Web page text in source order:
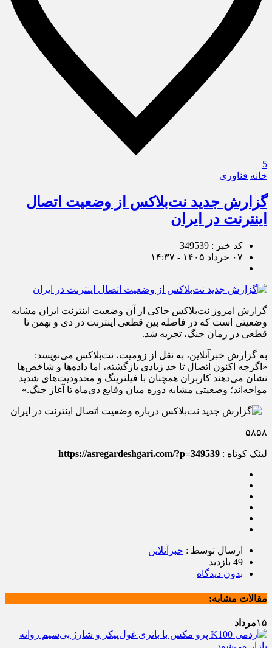
5
خانه فناوری
گزارش جدید نت‌بلاکس از وضعیت اتصال
اینترنت در ایران
کد خبر : 349539
۰۷ خرداد ۱۴۰۵ - ۱۴:۳۷
گزارش امروز نت‌بلاکس حاکی از آن وضعیت اینترنت ایران مشابه
وضعیتی است که در فاصله بین قطعی اینترنت در دی و بهمن تا
قطعی در زمان جنگ، تجربه شد.
به گزارش خبرآنلاین، به نقل از زومیت، نت‌بلاکس می‌نویسد:
«اگرچه اکنون اتصال تا حد زیادی بازگشته، اما داده‌ها و شاخص‌ها
نشان می‌دهند کاربران همچنان با فیلترینگ و محدودیت‌های شدید
مواجه‌اند؛ وضعیتی مشابه دوره‌ میان وقایع دی‌ماه تا آغاز جنگ.»
۵۸۵۸
لینک کوتاه : https://asregardeshgari.com/?p=349539
ارسال توسط : خبرآنلاین
49 بازدید
بدون دیدگاه
مقالات مشابه:
۱۵مرداد